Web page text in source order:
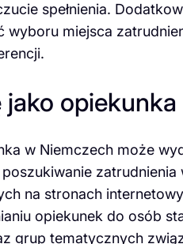
spełnienia.
miejsca
w Niemczech może
na stronach
opiekunek do osób
grup tematycznych